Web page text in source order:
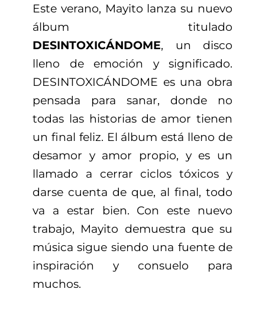
Este verano, Mayito lanza su nuevo
álbum titulado
DESINTOXICÁNDOME, un disco
lleno de emoción y significado.
DESINTOXICÁNDOME es una obra
pensada para sanar, donde no
todas las historias de amor tienen
un final feliz. El álbum está lleno de
desamor y amor propio, y es un
llamado a cerrar ciclos tóxicos y
darse cuenta de que, al final, todo
va a estar bien. Con este nuevo
trabajo, Mayito demuestra que su
música sigue siendo una fuente de
inspiración y consuelo para
muchos.